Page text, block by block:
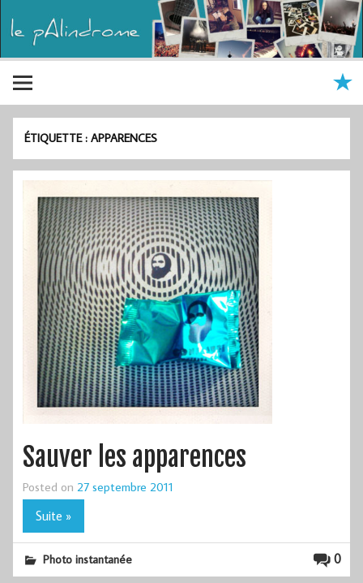
ÉTIQUETTE :APPARENCES
Sauver les apparences
Posted on 27 septembre 2011
Suite »
0
Photo instantanée